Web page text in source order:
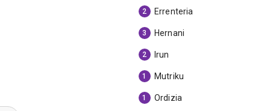
2 Errenteria
3 Hernani
2 Irun
1 Mutriku
1 Ordizia